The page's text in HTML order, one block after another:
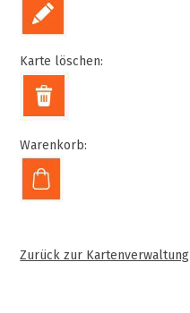
Karte löschen:
Warenkorb:
Zurück zur Kartenverwaltung